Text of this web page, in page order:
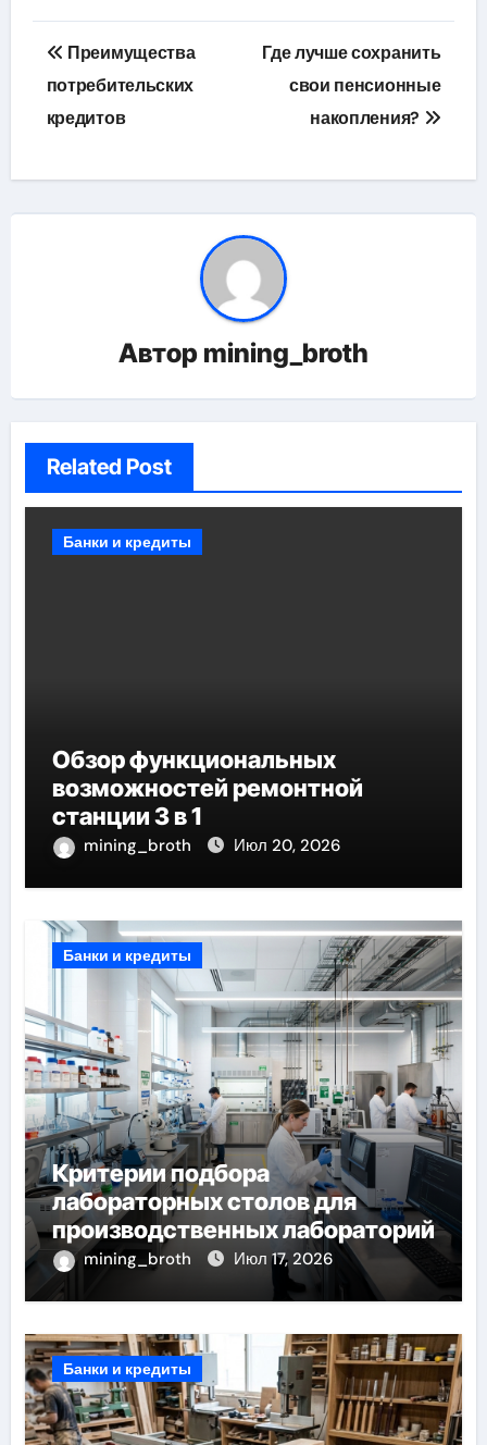
Навигация
по
записям
Преимущества
потребительских
кредитов
Где лучше сохранить
свои пенсионные
накопления?
Автор mining_broth
Related Post
Банки и кредиты
Обзор функциональных
возможностей ремонтной
станции 3 в 1
mining_broth Июл 20, 2026
Банки и кредиты
Критерии подбора
лабораторных столов для
производственных лабораторий
mining_broth Июл 17, 2026
Банки и кредиты